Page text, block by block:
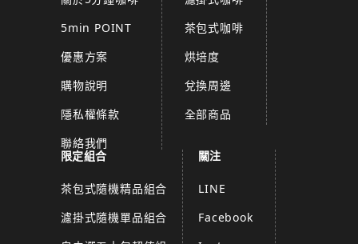
5min POINT
優惠方案
購物說明
隱私權條款
聯絡我們
茶包式咖啡
烘培度
兌換周邊
全部商品
限定組合
茶包式隨機精品組合
濾掛式隨機單品組合
關注
LINE
Facebook